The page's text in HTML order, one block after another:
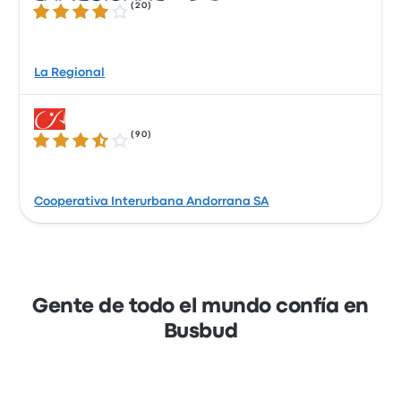
3.9 sobre 5 estrellas
(20 )
La Regional
3.7 sobre 5 estrellas
(90 )
Cooperativa Interurbana Andorrana SA
Gente de todo el mundo confía en
Busbud